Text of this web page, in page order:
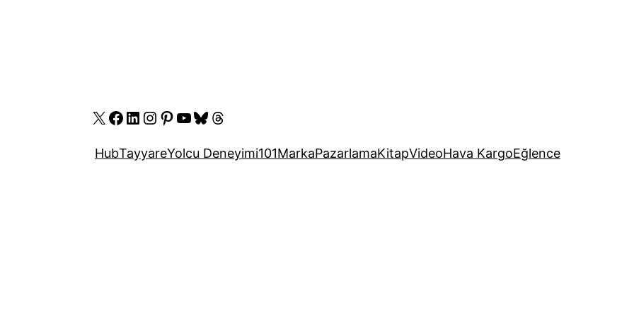
X Facebook
LinkedIn
Instagram
Pinterest
YouTube
Bluesky
Threads
HubTayyareYolcu Deneyimi101MarkaPazarlamaKitapVideoHava KargoEğlence